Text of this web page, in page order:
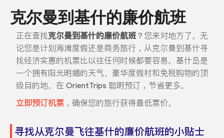
克尔曼到基什的廉价航班
正在查找克尔曼到基什的廉价航班？您来对地方了。无
论您是计划海滩度假还是商务旅行，从克尔曼到基什寻
找经济实惠的机票比以往任何时候都要容易。基什岛是
一个拥有阳光明媚的天气、豪华度假村和免税购物的顶
级目的地。在 OrientTrips 聪明预订，节省更多。
立即预订机票，确保您的旅行获得最低票价。
寻找从克尔曼飞往基什的廉价航班的小贴士